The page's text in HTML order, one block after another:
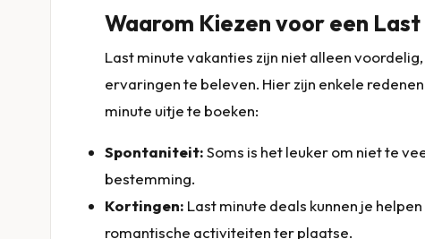
Waarom Kiezen voor een
Last minute vakanties zijn niet alleen
ervaringen te beleven. Hier zijn enkele
minute uitje te boeken:
Spontaniteit:Soms is het leuker om niet te
bestemming.
Kortingen: Last minute deals kunnen je
romantische activiteiten ter plaatse.